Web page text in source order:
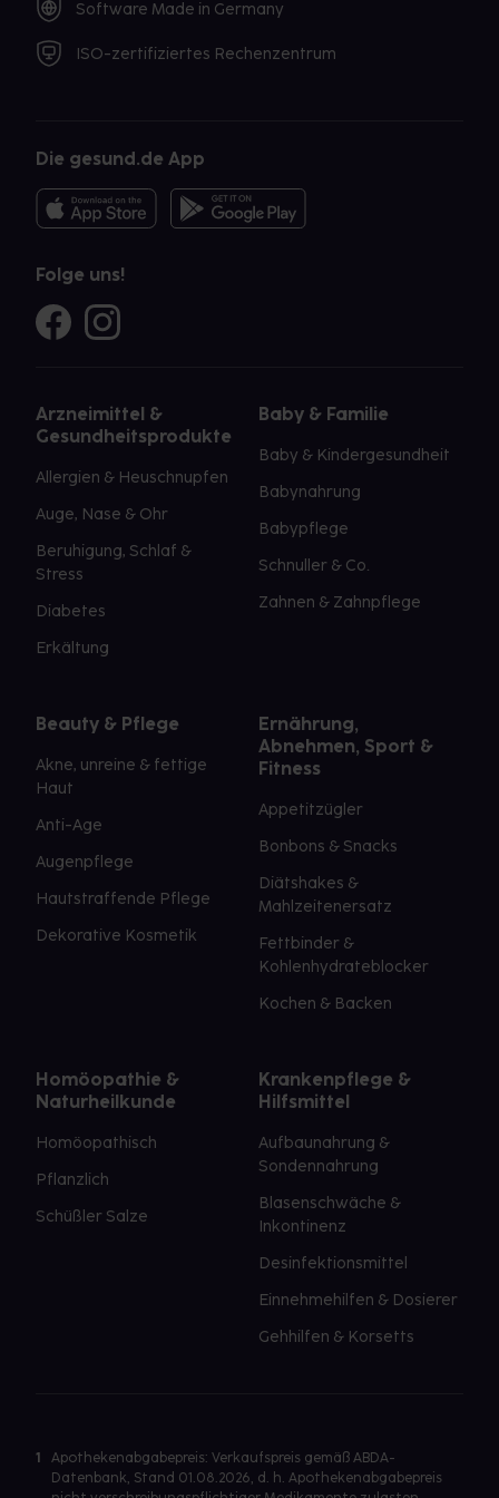
Software Made in Germany
ISO-zertifiziertes Rechenzentrum
Die gesund.de App
Folge uns!
Arzneimittel &
Gesundheitsprodukte
Allergien & Heuschnupfen
Auge, Nase & Ohr
Beruhigung, Schlaf &
Stress
Diabetes
Erkältung
Baby & Familie
Baby & Kindergesundheit
Babynahrung
Babypflege
Schnuller & Co.
Zahnen & Zahnpflege
Beauty & Pflege
Akne, unreine & fettige
Haut
Anti-Age
Augenpflege
Hautstraffende Pflege
Dekorative Kosmetik
Ernährung,
Abnehmen, Sport &
Fitness
Appetitzügler
Bonbons & Snacks
Diätshakes &
Mahlzeitenersatz
Fettbinder &
Kohlenhydrateblocker
Kochen & Backen
Homöopathie &
Naturheilkunde
Homöopathisch
Pflanzlich
Schüßler Salze
Krankenpflege &
Hilfsmittel
Aufbaunahrung &
Sondennahrung
Blasenschwäche &
Inkontinenz
Desinfektionsmittel
Einnehmehilfen & Dosierer
Gehhilfen & Korsetts
1
Apothekenabgabepreis: Verkaufspreis gemäß ABDA-
Datenbank, Stand 01.08.2026, d. h. Apothekenabgabepreis